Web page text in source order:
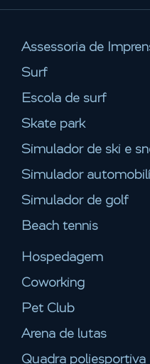
Assessoria de
Surf
Escola de surf
Skate park
Simulador de ski e
Simulador
Simulador de golf
Beach tennis
Hospedagem
Coworking
Pet Club
Arena de lutas
Quadra poliesportiva